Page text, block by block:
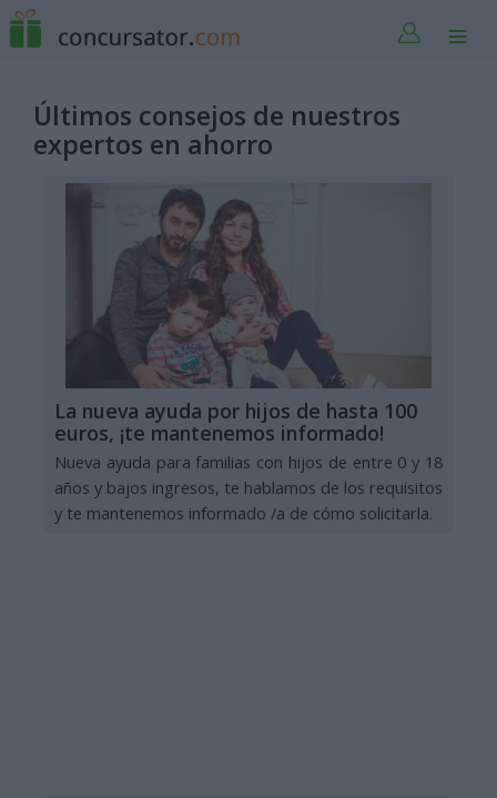
Últimos consejos de nuestros
expertos en ahorro
La nueva ayuda por hijos de hasta 100
euros, ¡te mantenemos informado!
Nueva ayuda para familias con hijos de entre 0 y 18
años y bajos ingresos, te hablamos de los requisitos
y te mantenemos informado /a de cómo solicitarla.